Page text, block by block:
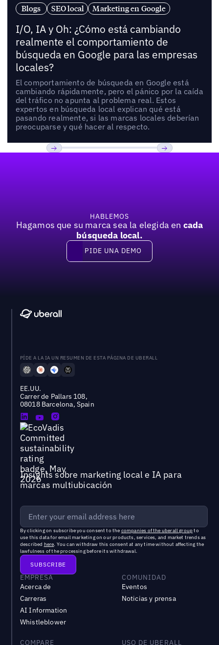
Blogs SEO local Marketing en Google
I/O, IA y Oh: ¿Cómo está cambiando
realmente el comportamiento de
búsqueda en Google para las empresas
locales?
El comportamiento de búsqueda en Google está
cambiando rápidamente, pero el pánico por la caída
del tráfico no apunta al problema real. Estos
expertos en búsqueda local explican qué está
pasando realmente, si las marcas locales deberían
preocuparse y qué hacer al respecto.
HABLEMOS
Hagamos que su marca sea la elegida en cada
búsqueda local.
Pide una demo
PIDE UNA DEMO
PÍDE A LA IA UN RESUMEN DE ESTA PÁGINA DE UBERALL
EE.UU.
Carrer de Pallars 108,
08018 Barcelona, Spain
Insights sobre marketing local e IA para
marcas multiubicación
By clicking on subscribe you consent to the companies of the uberall groupto
use this data for email marketing on our products, services, and market trends as
described here. You can withdraw this consent at any time without affecting the
lawfulness of the processing before its withdrawal.
EMPRESA
Acerca de
Carreras
AI Information
Whistleblower
COMUNIDAD
Eventos
Noticias y prensa
COMPARE USO DE UBERALL